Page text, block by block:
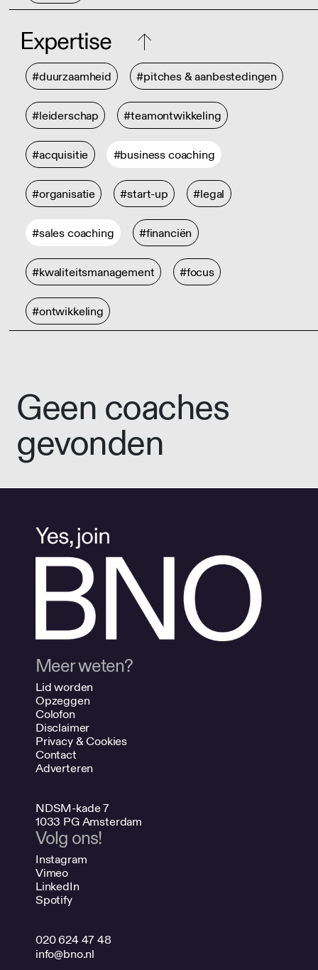
Expertise
#duurzaamheid #pitches & aanbestedingen
#leiderschap #teamontwikkeling
#acquisitie #business coaching
#organisatie #start-up #legal
#sales coaching #financiën
#kwaliteitsmanagement #focus
#ontwikkeling
Geen coaches
gevonden
Meer weten?
Lid worden
Opzeggen
Colofon
Disclaimer
Privacy & Cookies
Contact
Adverteren
NDSM-kade 7
1033 PG Amsterdam
Volg ons!
Instagram
Vimeo
LinkedIn
Spotify
020 624 47 48
info@bno.nl